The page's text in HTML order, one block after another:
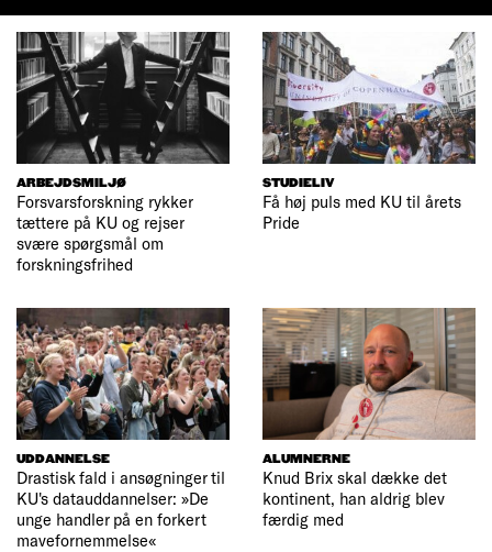
ARBEJDSMILJØ
Forsvarsforskning rykker
tættere på KU og rejser
svære spørgsmål om
forskningsfrihed
STUDIELIV
Få høj puls med KU til årets
Pride
UDDANNELSE
Drastisk fald i ansøgninger til
KU's datauddannelser: »De
unge handler på en forkert
mavefornemmelse«
ALUMNERNE
Knud Brix skal dække det
kontinent, han aldrig blev
færdig med